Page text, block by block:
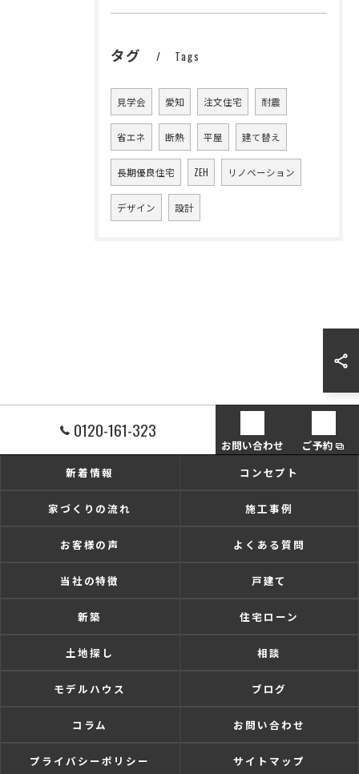
タグ Tags
見学会 愛知 注文住宅 耐震
省エネ 断熱 平屋 建て替え
長期優良住宅 ZEH リノベーション
デザイン 設計
0120-161-323
お問い合わせ
ご予約
新着情報
コンセプト
家づくりの流れ 施工事例
お客様の声 よくある質問
当社の特徴 戸建て
新築 住宅ローン
土地探し 相談
モデルハウス ブログ
コラム お問い合わせ
プライバシーポリシー サイトマップ